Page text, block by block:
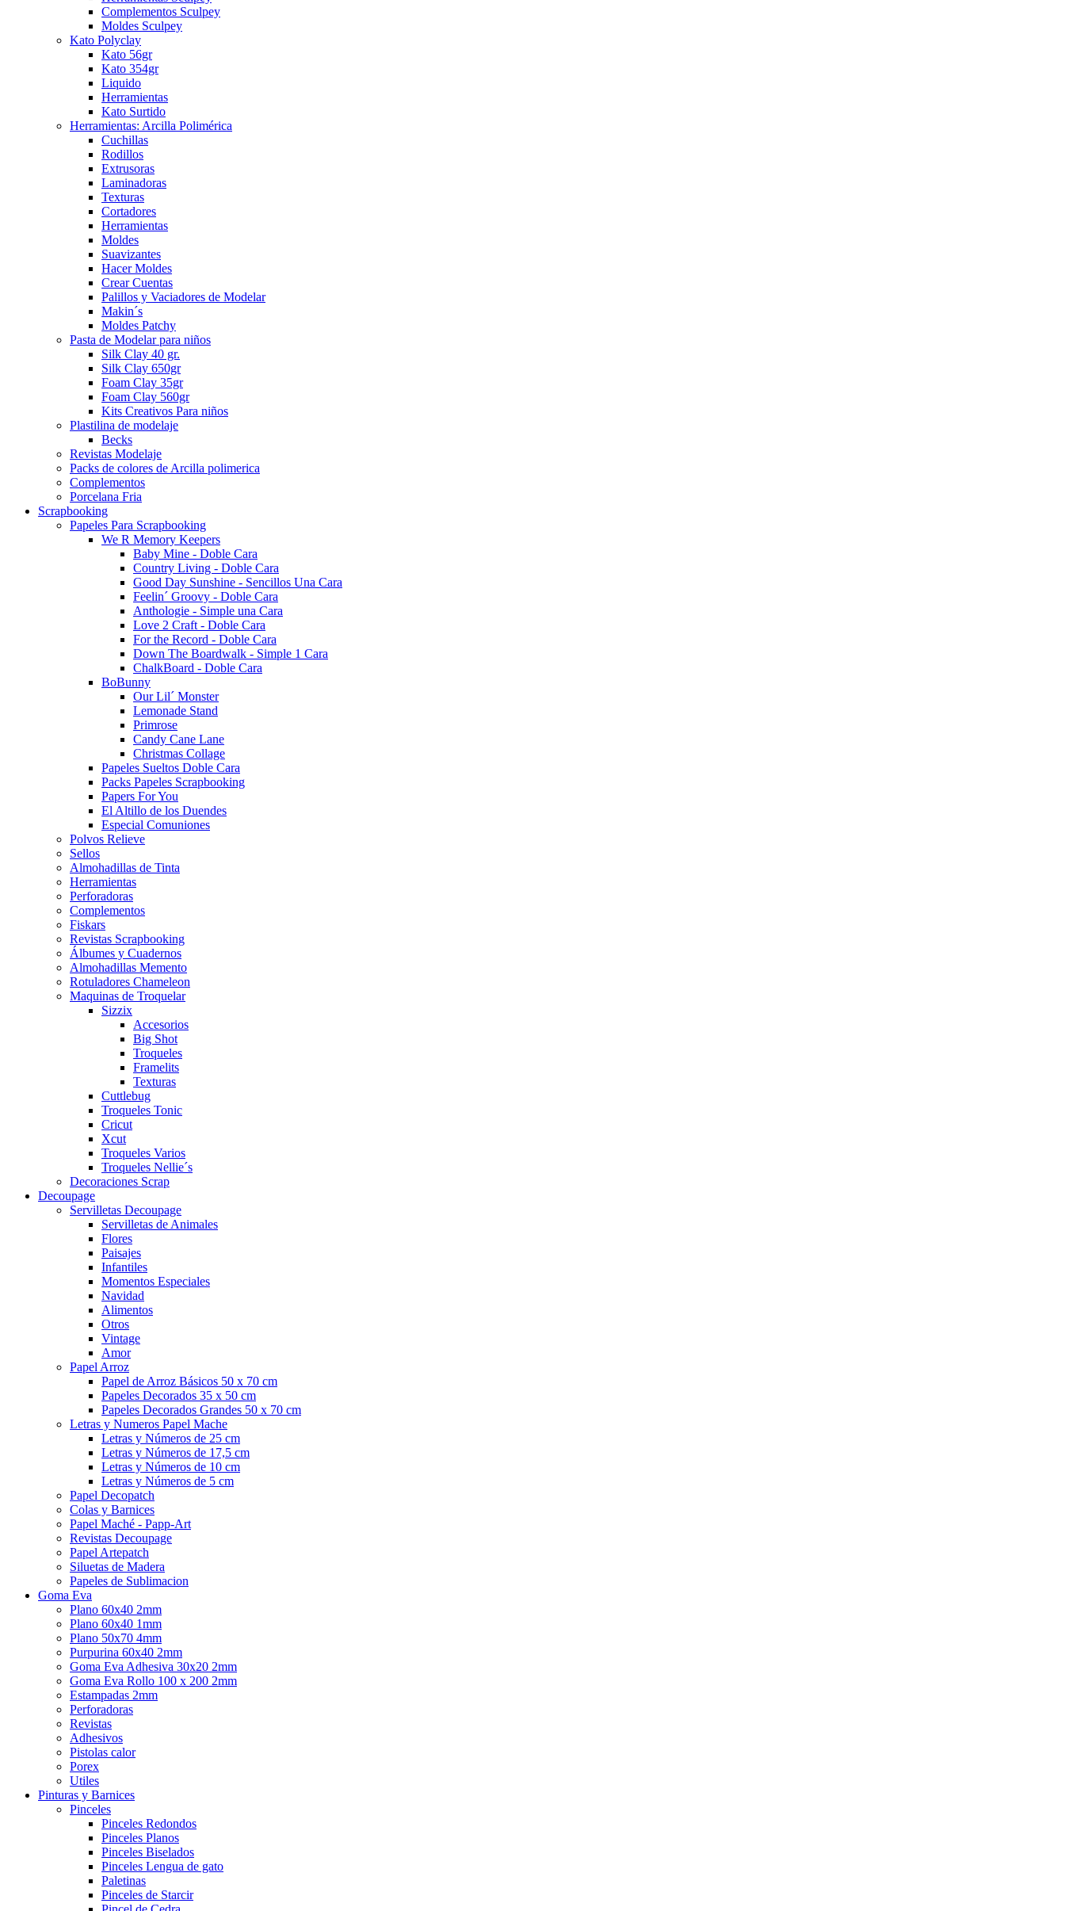
Complementos Sculpey
Moldes Sculpey
Kato Polyclay
Kato 56gr
Kato 354gr
Liquido
Herramientas
Kato Surtido
Herramientas: Arcilla Polimérica
Cuchillas
Rodillos
Extrusoras
Laminadoras
Texturas
Cortadores
Herramientas
Moldes
Suavizantes
Hacer Moldes
Crear Cuentas
Palillos y Vaciadores de Modelar
Makin´s
Moldes Patchy
Pasta de Modelar para niños
Silk Clay 40 gr.
Silk Clay 650gr
Foam Clay 35gr
Foam Clay 560gr
Kits Creativos Para niños
Plastilina de modelaje
Becks
Revistas Modelaje
Packs de colores de Arcilla polimerica
Complementos
Porcelana Fria
Scrapbooking
Papeles Para Scrapbooking
We R Memory Keepers
Baby Mine - Doble Cara
Country Living - Doble Cara
Good Day Sunshine - Sencillos Una Cara
Feelin´ Groovy - Doble Cara
Anthologie - Simple una Cara
Love 2 Craft - Doble Cara
For the Record - Doble Cara
Down The Boardwalk - Simple 1 Cara
ChalkBoard - Doble Cara
BoBunny
Our Lil´ Monster
Lemonade Stand
Primrose
Candy Cane Lane
Christmas Collage
Papeles Sueltos Doble Cara
Packs Papeles Scrapbooking
Papers For You
El Altillo de los Duendes
Especial Comuniones
Polvos Relieve
Sellos
Almohadillas de Tinta
Herramientas
Perforadoras
Complementos
Fiskars
Revistas Scrapbooking
Álbumes y Cuadernos
Almohadillas Memento
Rotuladores Chameleon
Maquinas de Troquelar
Sizzix
Accesorios
Big Shot
Troqueles
Framelits
Texturas
Cuttlebug
Troqueles Tonic
Cricut
Xcut
Troqueles Varios
Troqueles Nellie´s
Decoraciones Scrap
Decoupage
Servilletas Decoupage
Servilletas de Animales
Flores
Paisajes
Infantiles
Momentos Especiales
Navidad
Alimentos
Otros
Vintage
Amor
Papel Arroz
Papel de Arroz Básicos 50 x 70 cm
Papeles Decorados 35 x 50 cm
Papeles Decorados Grandes 50 x 70 cm
Letras y Numeros Papel Mache
Letras y Números de 25 cm
Letras y Números de 17,5 cm
Letras y Números de 10 cm
Letras y Números de 5 cm
Papel Decopatch
Colas y Barnices
Papel Maché - Papp-Art
Revistas Decoupage
Papel Artepatch
Siluetas de Madera
Papeles de Sublimacion
Goma Eva
Plano 60x40 2mm
Plano 60x40 1mm
Plano 50x70 4mm
Purpurina 60x40 2mm
Goma Eva Adhesiva 30x20 2mm
Goma Eva Rollo 100 x 200 2mm
Estampadas 2mm
Perforadoras
Revistas
Adhesivos
Pistolas calor
Porex
Utiles
Pinturas y Barnices
Pinceles
Pinceles Redondos
Pinceles Planos
Pinceles Biselados
Pinceles Lengua de gato
Paletinas
Pinceles de Starcir